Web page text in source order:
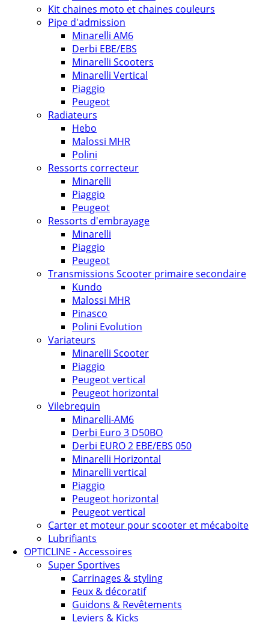
Kit chaines moto et chaines couleurs
Pipe d'admission
Minarelli AM6
Derbi EBE/EBS
Minarelli Scooters
Minarelli Vertical
Piaggio
Peugeot
Radiateurs
Hebo
Malossi MHR
Polini
Ressorts correcteur
Minarelli
Piaggio
Peugeot
Ressorts d'embrayage
Minarelli
Piaggio
Peugeot
Transmissions Scooter primaire secondaire
Kundo
Malossi MHR
Pinasco
Polini Evolution
Variateurs
Minarelli Scooter
Piaggio
Peugeot vertical
Peugeot horizontal
Vilebrequin
Minarelli-AM6
Derbi Euro 3 D50BO
Derbi EURO 2 EBE/EBS 050
Minarelli Horizontal
Minarelli vertical
Piaggio
Peugeot horizontal
Peugeot vertical
Carter et moteur pour scooter et mécaboite
Lubrifiants
OPTICLINE - Accessoires
Super Sportives
Carrinages & styling
Feux & décoratif
Guidons & Revêtements
Leviers & Kicks